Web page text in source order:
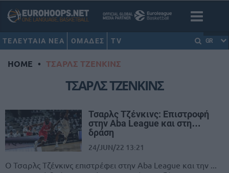
ΤΕΛΕΥΤΑΙΑ ΝΕΑ ΟΜΑΔΕΣ TV GR
HOME • ΤΣΑΡΛΣ ΤΖΕΝΚΙΝΣ
ΤΣΑΡΛΣ ΤΖΕΝΚΙΝΣ
Τσαρλς Τζένκινς: Επιστροφή
στην Aba League και στη…
δράση
24/JUN/22 13:21
Ο Τσαρλς Τζένκινς επιστρέφει στην Aba League και την ...